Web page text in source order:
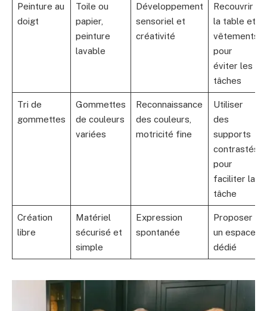
Peinture au
doigt
Toile ou
papier,
peinture
lavable
Développement
sensoriel et
créativité
Recouvrir
la table et
vêtements
pour
éviter les
tâches
Tri de
gommettes
Gommettes
de couleurs
variées
Reconnaissance
des couleurs,
motricité fine
Utiliser
des
supports
contrastés
pour
faciliter la
tâche
Création
libre
Matériel
sécurisé et
simple
Expression
spontanée
Proposer
un espace
dédié